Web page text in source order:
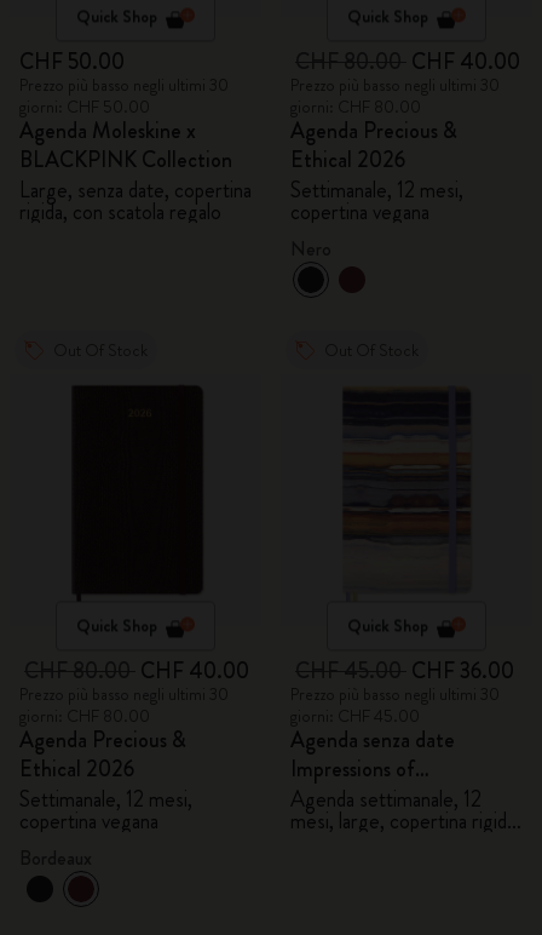
Quick Shop
CHF 50.00
Agenda Moleskine x
BLACKPINK Collection
Large, senza date, copertina
rigida, con scatola regalo
Quick Shop
CHF 40.00
Agenda Precious &
Ethical 2026
Settimanale, 12 mesi,
copertina vegana
Quick Shop
CHF 40.00
Agenda Precious &
Ethical 2026
Settimanale, 12 mesi,
copertina vegana
Quick Shop
CHF 36.00
Agenda senza date
Impressions of
Impressionism
Agenda settimanale, 12
mesi, large, copertina rigida
in tessuto